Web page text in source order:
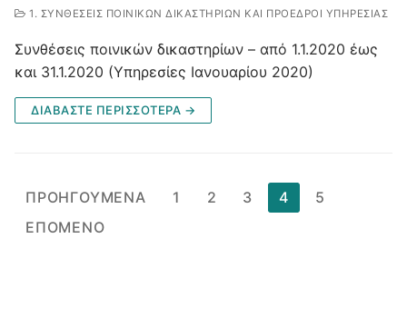
1. ΣΥΝΘΈΣΕΙΣ ΠΟΙΝΙΚΏΝ ΔΙΚΑΣΤΗΡΊΩΝ ΚΑΙ ΠΡΌΕΔΡΟΙ ΥΠΗΡΕΣΊΑΣ
Συνθέσεις ποινικών δικαστηρίων – από 1.1.2020 έως
και 31.1.2020 (Υπηρεσίες Ιανουαρίου 2020)
ΔΙΑΒΑΣΤΕ ΠΕΡΙΣΣΟΤΕΡΑ →
Σελιδοποίηση
άρθρων
ΠΡΟΗΓΟΎΜΕΝΑ 1 2 3 4
5
ΕΠΌΜΕΝΟ